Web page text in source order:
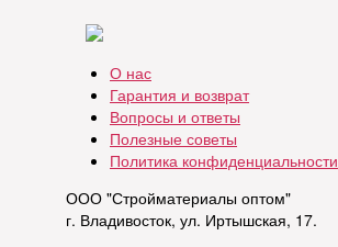
О нас
Гарантия и возврат
Вопросы и ответы
Полезные советы
Политика конфиденциальности
ООО "Стройматериалы оптом"
г. Владивосток, ул. Иртышская, 17.